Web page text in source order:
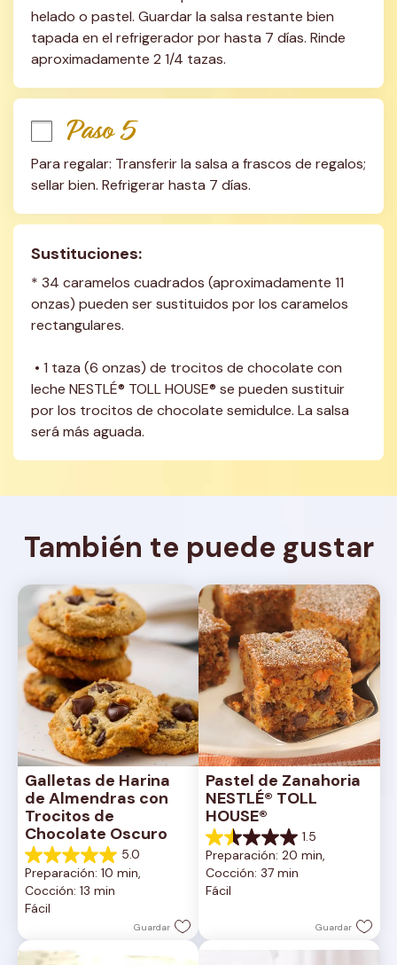
helado o pastel. Guardar la salsa restante bien
tapada en el refrigerador por hasta 7 días. Rinde
aproximadamente 2 1/4 tazas.
Paso 5
Para regalar: Transferir la salsa a frascos de regalos;
sellar bien. Refrigerar hasta 7 días.
Sustituciones:
* 34 caramelos cuadrados (aproximadamente 11
onzas) pueden ser sustituidos por los caramelos
rectangulares.
leche NESTLÉ® TOLL HOUSE® se pueden sustituir
por los trocitos de chocolate semidulce. La salsa
será más aguada.
También te puede gustar
Galletas de Harina
de Almendras con
Trocitos de
Chocolate Oscuro
5.0
5.0
de
5
estrellas.
reseña
Preparación: 10 min,
Cocción: 13 min
Fácil
Guardar
Pastel de Zanahoria
NESTLÉ® TOLL
HOUSE®
1.5
1.5
de
5
estrellas.
Preparación: 20 min,
Cocción: 37 min
Fácil
Guardar